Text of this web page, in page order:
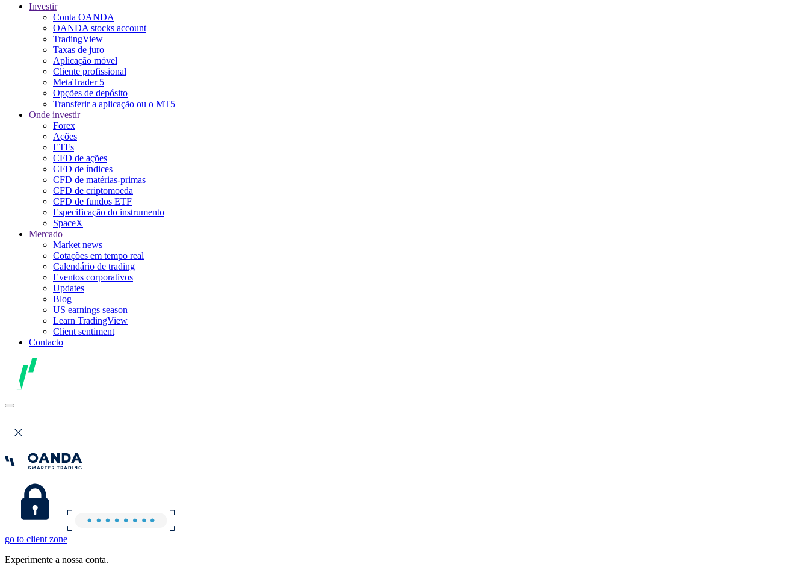
Investir
Conta OANDA
OANDA stocks account
TradingView
Taxas de juro
Aplicação móvel
Cliente profissional
MetaTrader 5
Opções de depósito
Transferir a aplicação ou o MT5
Onde investir
Forex
Ações
ETFs
CFD de ações
CFD de índices
CFD de matérias-primas
CFD de criptomoeda
CFD de fundos ETF
Especificação do instrumento
SpaceX
Mercado
Market news
Cotações em tempo real
Calendário de trading
Eventos corporativos
Updates
Blog
US earnings season
Learn TradingView
Client sentiment
Contacto
go to client zone
Experimente a nossa conta.